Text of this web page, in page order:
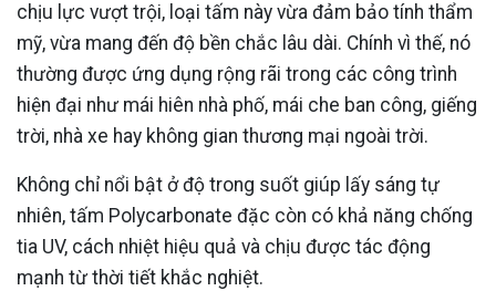
chịu lực vượt trội, loại tấm này vừa đảm bảo tính thẩm
mỹ, vừa mang đến độ bền chắc lâu dài. Chính vì thế, nó
thường được ứng dụng rộng rãi trong các công trình
hiện đại như mái hiên nhà phố, mái che ban công, giếng
trời, nhà xe hay không gian thương mại ngoài trời.
Không chỉ nổi bật ở độ trong suốt giúp lấy sáng tự
nhiên, tấm Polycarbonate đặc còn có khả năng chống
tia UV, cách nhiệt hiệu quả và chịu được tác động
mạnh từ thời tiết khắc nghiệt.